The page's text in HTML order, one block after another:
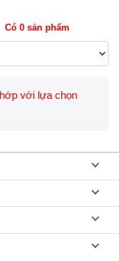
Có 0 sản phẩm
với lựa chọn